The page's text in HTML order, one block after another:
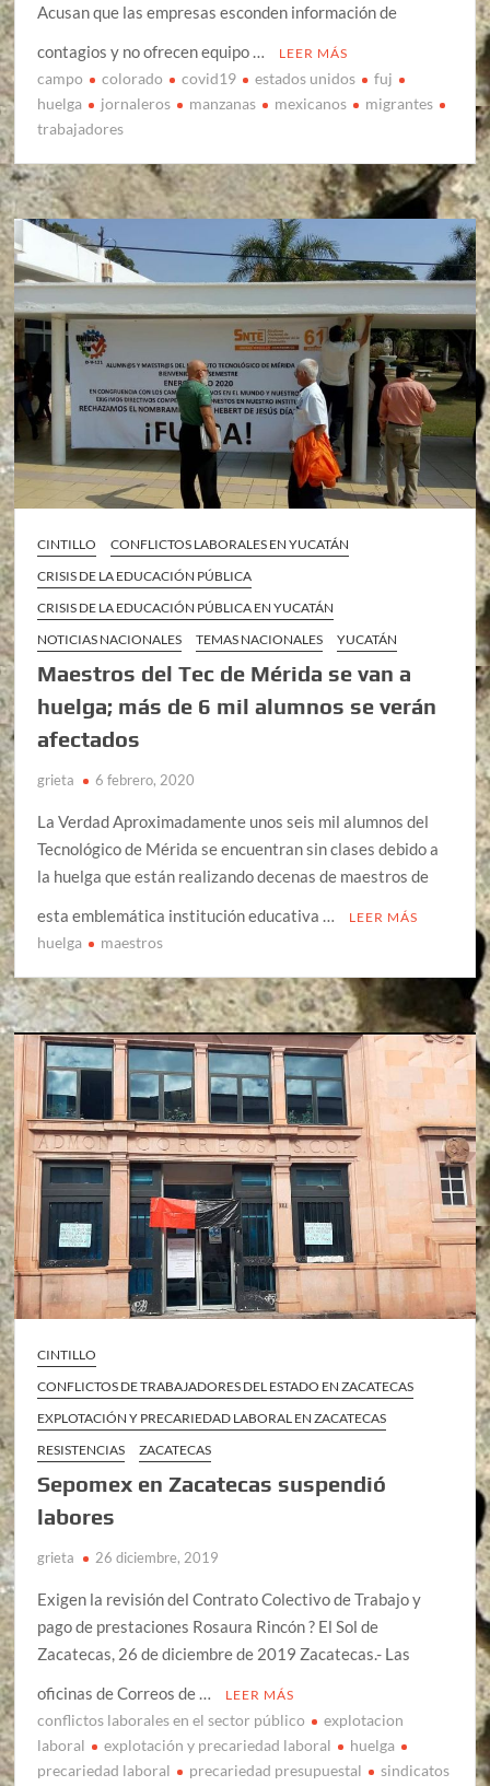
Acusan que las empresas esconden información de
contagios y no ofrecen equipo …
LEER MÁS
campo colorado covid19 estados unidos
fuj
huelga
jornaleros manzanas mexicanos
migrantes
trabajadores
CINTILLO
CONFLICTOS LABORALES EN YUCATÁN
CRISIS DE LA EDUCACIÓN PÚBLICA
CRISIS DE LA EDUCACIÓN PÚBLICA EN YUCATÁN
NOTICIAS NACIONALES
TEMAS NACIONALES YUCATÁN
Maestros del Tec de Mérida se van a
huelga; más de 6 mil alumnos se verán
afectados
grieta 6 febrero, 2020
La Verdad Aproximadamente unos seis mil alumnos del
Tecnológico de Mérida se encuentran sin clases debido a
la huelga que están realizando decenas de maestros de
esta emblemática institución educativa …
LEER MÁS
huelga maestros
CINTILLO
CONFLICTOS DE TRABAJADORES DEL ESTADO EN ZACATECAS
EXPLOTACIÓN Y PRECARIEDAD LABORAL EN ZACATECAS
RESISTENCIAS
ZACATECAS
Sepomex en Zacatecas suspendió
labores
grieta 26 diciembre, 2019
Exigen la revisión del Contrato Colectivo de Trabajo y
pago de prestaciones Rosaura Rincón ? El Sol de
Zacatecas, 26 de diciembre de 2019 Zacatecas.- Las
oficinas de Correos de …
LEER MÁS
conflictos laborales en el sector público
explotacion
laboral
explotación y precariedad laboral
huelga
precariedad laboral
precariedad presupuestal sindicatos